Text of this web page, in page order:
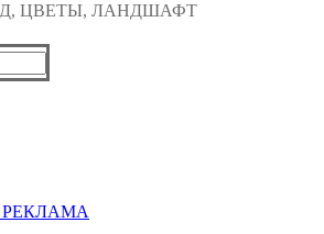
ЦВЕТЫ, ЛАНДШАФТ